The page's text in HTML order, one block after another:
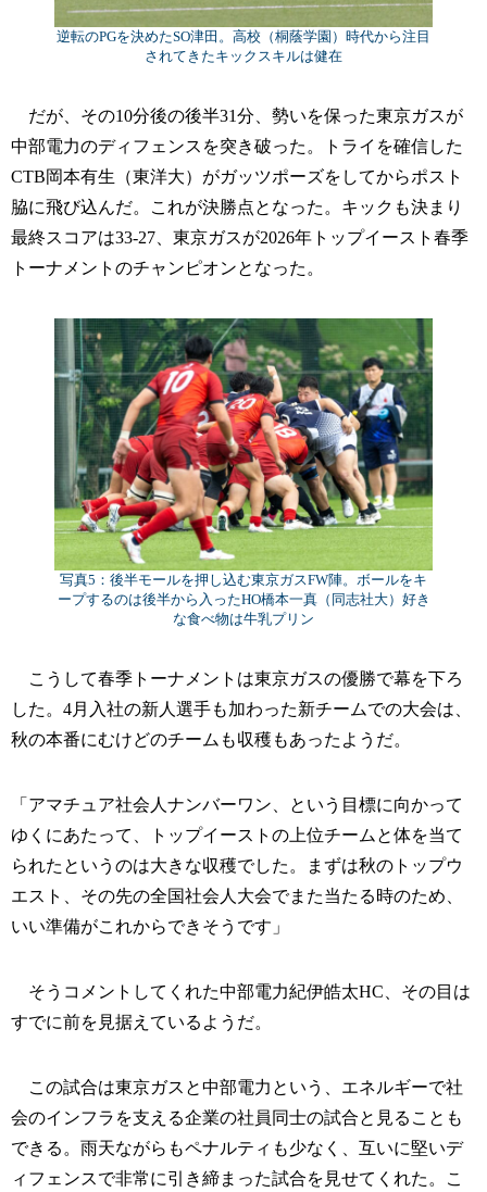
逆転のPGを決めたSO津田。高校（桐蔭学園）時代から注目
されてきたキックスキルは健在
だが、その10分後の後半31分、勢いを保った東京ガスが
中部電力のディフェンスを突き破った。トライを確信した
CTB岡本有生（東洋大）がガッツポーズをしてからポスト
脇に飛び込んだ。これが決勝点となった。キックも決まり
最終スコアは33-27、東京ガスが2026年トップイースト春季
トーナメントのチャンピオンとなった。
写真5：後半モールを押し込む東京ガスFW陣。ボールをキ
ープするのは後半から入ったHO橋本一真（同志社大）好き
な食べ物は牛乳プリン
こうして春季トーナメントは東京ガスの優勝で幕を下ろ
した。4月入社の新人選手も加わった新チームでの大会は、
秋の本番にむけどのチームも収穫もあったようだ。
「アマチュア社会人ナンバーワン、という目標に向かって
ゆくにあたって、トップイーストの上位チームと体を当て
られたというのは大きな収穫でした。まずは秋のトップウ
エスト、その先の全国社会人大会でまた当たる時のため、
いい準備がこれからできそうです」
そうコメントしてくれた中部電力紀伊皓太HC、その目は
すでに前を見据えているようだ。
この試合は東京ガスと中部電力という、エネルギーで社
会のインフラを支える企業の社員同士の試合と見ることも
できる。雨天ながらもペナルティも少なく、互いに堅いデ
ィフェンスで非常に引き締まった試合を見せてくれた。こ